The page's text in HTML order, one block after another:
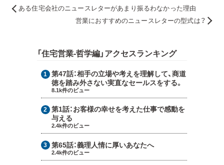
ある住宅会社のニュースレターがあまり振るわなかった理由
営業におすすめのニュースレターの型式は？
「住宅営業-哲学編」アクセスランキング
第47話：相手の立場や考えを理解して、商道
徳を踏み外さない実直なセールスをする。
8.1k件のビュー
第1話：お客様の幸せを考えた仕事で感動を
与える
2.4k件のビュー
第65話：義理人情に厚いあなたへ
2.4k件のビュー